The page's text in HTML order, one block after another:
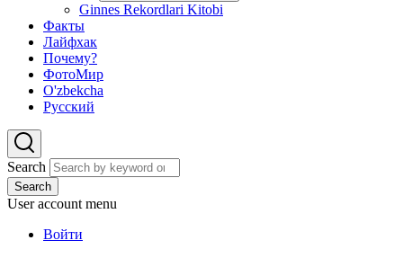
Ginnes Rekordlari Kitobi
Факты
Лайфхак
Почему?
ФотоМир
O'zbekcha
Русский
Search
Search
User account menu
Войти